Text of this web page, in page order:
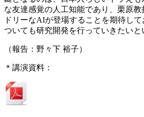
な友達感覚の人工知能であり、栗原
ドリーなAIが登場することを期待し
ついても研究開発を行っていきたいと
（報告：野々下 裕子）
＊講演資料：